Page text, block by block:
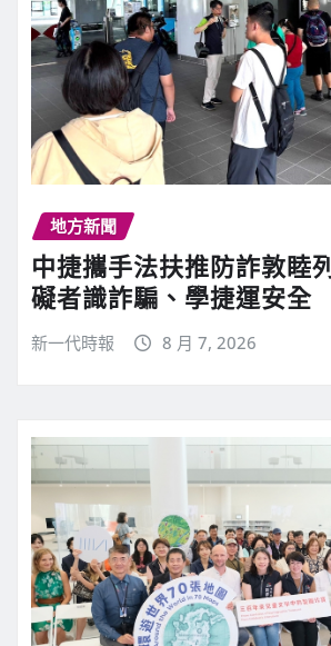
地方新聞
中捷攜手法扶推防詐敦睦
礙者識詐騙、學捷運安全
新一代時報 8 月 7, 2026